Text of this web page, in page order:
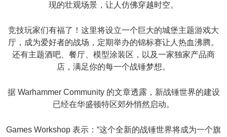
现的壮观场景，让人仿佛穿越时空。
竞技玩家们有福了！这里将设立一个巨大的城堡主题游戏大
厅，成为爱好者的战场，定期举办的锦标赛让人热血沸腾。
还有主题酒吧、餐厅、模型涂装区，以及一家独家产品商
店，满足你的每一个战锤梦想。
据 Warhammer Community 的文章透露，新战锤世界的建设
已经在华盛顿特区郊外悄然启动。
Games Workshop 表示：“这个全新的战锤世界将成为一个旗